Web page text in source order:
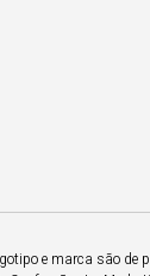
e marca são de